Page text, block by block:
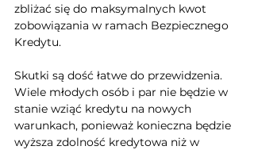
zbliżać się do maksymalnych kwot
zobowiązania w ramach Bezpiecznego
Kredytu.
Skutki są dość łatwe do przewidzenia.
Wiele młodych osób i par nie będzie w
stanie wziąć kredytu na nowych
warunkach, ponieważ konieczna będzie
wyższa zdolność kredytowa niż w